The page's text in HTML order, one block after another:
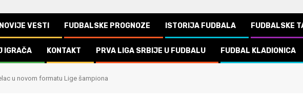
VESTI FUDBALSKE PROGNOZE ISTORIJA FUDBALA FUDBALSKE
IGRAČA KONTAKT PRVA LIGA SRBIJE U FUDBALU FUDBAL KLADIONICA
u novom formatu Lige šampiona